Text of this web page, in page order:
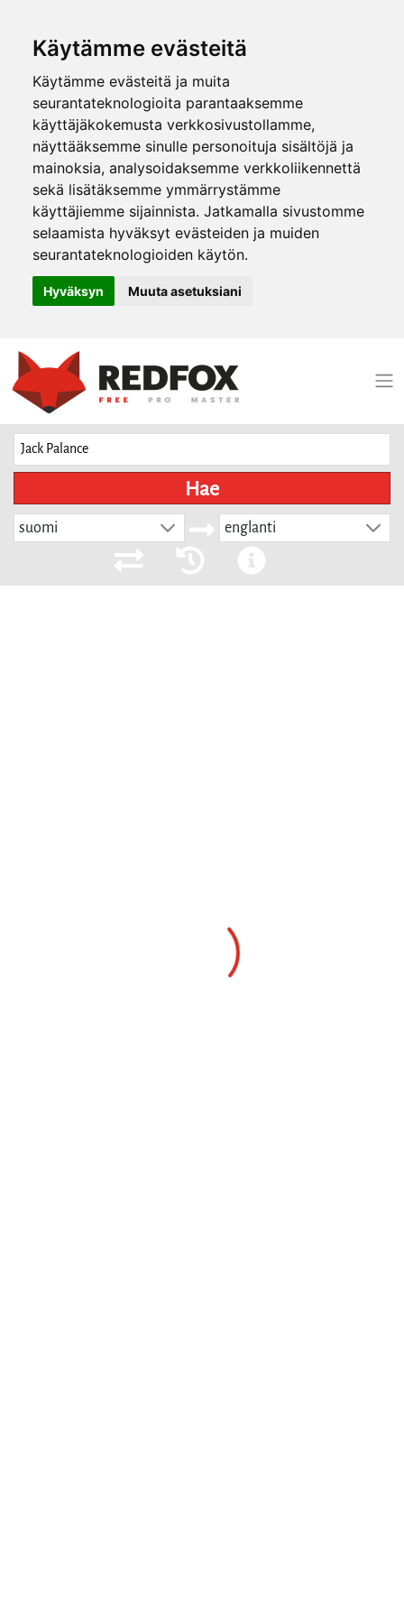
Käytämme evästeitä
Käytämme evästeitä ja muita
seurantateknologioita parantaaksemme
käyttäjäkokemusta verkkosivustollamme,
näyttääksemme sinulle personoituja sisältöjä ja
mainoksia, analysoidaksemme verkkoliikennettä
sekä lisätäksemme ymmärrystämme
käyttäjiemme sijainnista. Jatkamalla sivustomme
selaamista hyväksyt evästeiden ja muiden
seurantateknologioiden käytön.
Hyväksyn Muuta asetuksiani
Hae
suomi englanti